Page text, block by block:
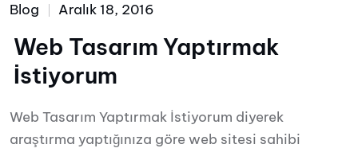
Blog Aralık 18, 2016
Web Tasarım Yaptırmak
İstiyorum
Web Tasarım Yaptırmak İstiyorum diyerek
araştırma yaptığınıza göre web sitesi sahibi